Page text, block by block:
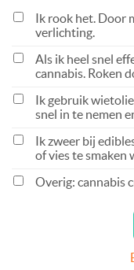
Ik rook het. Door
verlichting.
Als ik heel snel
cannabis. Roken
Ik gebruik
snel in te nemen
Ik zweer bij
of vies te smaken
Overig: cannabis